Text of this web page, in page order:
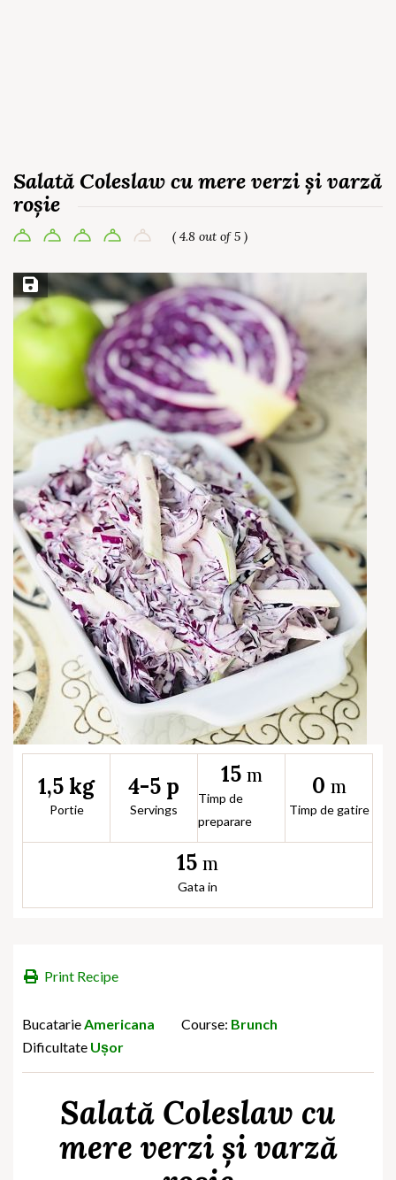
Salată Coleslaw cu mere verzi și varză
roșie
( 4.8 out of 5 )
Save Recipe
1,5 kg
Portie
4-5 p
Servings
15 m
Timp de
preparare
0 m
Timp de gatire
15 m
Gata in
Print Recipe
BucatarieAmericana Course: Brunch
Dificultate Ușor
Salată Coleslaw cu
mere verzi și varză